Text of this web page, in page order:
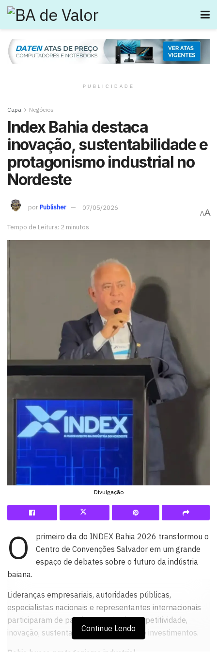
PUBLICIDADE
Capa Negócios
Index Bahia destaca
inovação, sustentabilidade e
protagonismo industrial no
Nordeste
porPublisher 07/05/2026
Tempo de Leitura: 2 minutos
AA
Divulgação
O
primeiro dia do INDEX Bahia 2026 transformou o
Centro de Convenções Salvador em um grande
espaço de debates sobre o futuro da indústria
baiana.
Lideranças empresariais, autoridades públicas,
especialistas nacionais e representantes internacionais
participaram de painéis voltados à competitividade,
inovação, sustentabilidade e atração de investimentos.
Continue Lendo